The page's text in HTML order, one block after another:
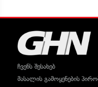
ჩვენს შესახებ
მასალის გამოყენების